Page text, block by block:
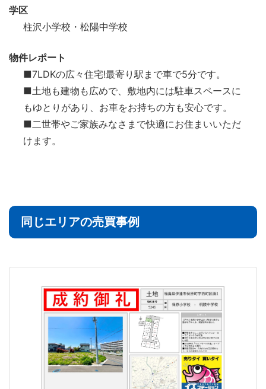
学区
柱沢小学校・松陽中学校
物件レポート
■7LDKの広々住宅!最寄り駅まで車で5分です。
■土地も建物も広めで、敷地内には駐車スペースに
もゆとりがあり、お車をお持ちの方も安心です。
■二世帯やご家族みなさまで快適にお住まいいただ
けます。
同じエリアの売買事例